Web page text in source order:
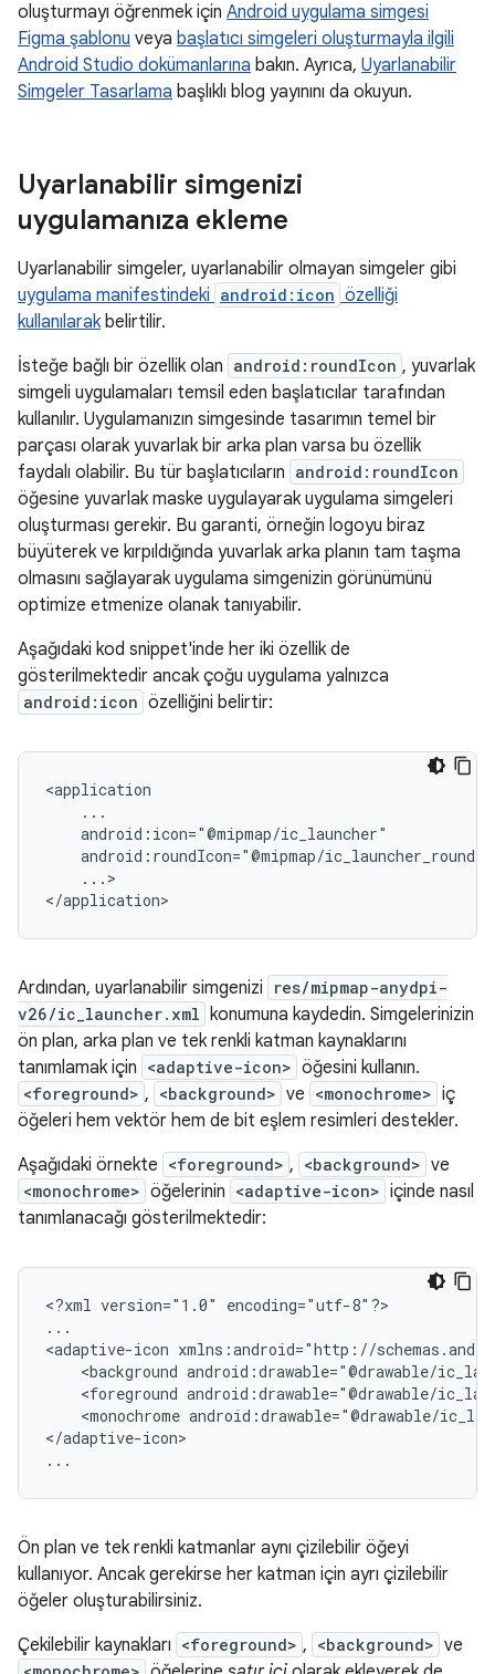
oluşturmayı öğrenmek için Android uygulama simgesi
Figma şablonu veya başlatıcı simgeleri oluşturmayla ilgili
Android Studio dokümanlarına bakın. Ayrıca, Uyarlanabilir
Simgeler Tasarlama başlıklı blog yayınını da okuyun.
Uyarlanabilir simgenizi
uygulamanıza ekleme
Uyarlanabilir simgeler, uyarlanabilir olmayan simgeler gibi
uygulama manifestindeki android:icon özelliği
kullanılarakbelirtilir.
İsteğe bağlı bir özellik olan android:roundIcon , yuvarlak
simgeli uygulamaları temsil eden başlatıcılar tarafından
kullanılır. Uygulamanızın simgesinde tasarımın temel bir
parçası olarak yuvarlak bir arka plan varsa bu özellik
faydalı olabilir. Bu tür başlatıcıların android:roundIcon
öğesine yuvarlak maske uygulayarak uygulama simgeleri
oluşturması gerekir. Bu garanti, örneğin logoyu biraz
büyüterek ve kırpıldığında yuvarlak arka planın tam taşma
olmasını sağlayarak uygulama simgenizin görünümünü
optimize etmenize olanak tanıyabilir.
Aşağıdaki kod snippet'inde her iki özellik de
gösterilmektedir ancak çoğu uygulama yalnızca
android:icon özelliğini belirtir:
...>
</application>
Ardından, uyarlanabilir simgenizi
res/mipmap-anydpi-
v26/ic_launcher.xml konumuna kaydedin. Simgelerinizin
ön plan, arka plan ve tek renkli katman kaynaklarını
tanımlamak için <adaptive-icon> öğesini kullanın.
<foreground> , <background> ve <monochrome> iç
öğeleri hem vektör hem de bit eşlem resimleri destekler.
Aşağıdaki örnekte <foreground> , <background> ve
<monochrome> öğelerinin <adaptive-icon> içinde nasıl
tanımlanacağı gösterilmektedir:
<?xml version="1.0"
encoding="utf-8"?>
...
<adaptive-icon
<background android:drawable="@drawable/
<foreground android:drawable="@drawable/
<monochrome android:drawable="@drawable/
</adaptive-icon>
...
Ön plan ve tek renkli katmanlar aynı çizilebilir öğeyi
kullanıyor. Ancak gerekirse her katman için ayrı çizilebilir
öğeler oluşturabilirsiniz.
Çekilebilir kaynakları <foreground> , <background> ve